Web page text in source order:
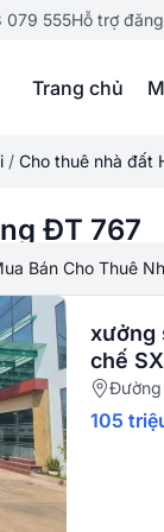
079 555Hỗ trợ
Trang chủ
/ Cho thuê nhà đất
ĐT 767
Bán Cho Thuê
xưởng
chế
Đường
105